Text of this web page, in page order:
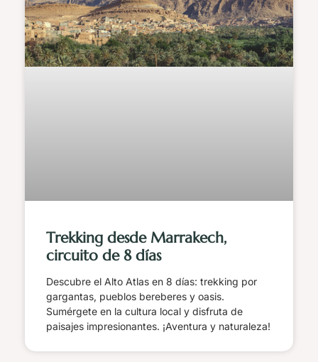
Trekking desde Marrakech,
circuito de 8 días
Descubre el Alto Atlas en 8 días: trekking por
gargantas, pueblos bereberes y oasis.
Sumérgete en la cultura local y disfruta de
paisajes impresionantes. ¡Aventura y naturaleza!